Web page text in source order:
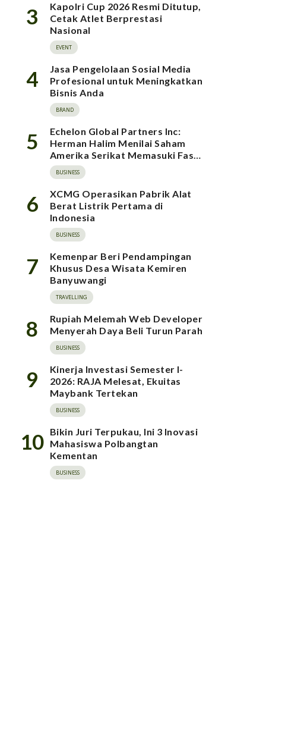
3
Kapolri Cup 2026 Resmi Ditutup,
Cetak Atlet Berprestasi
Nasional
EVENT
4
Jasa Pengelolaan Sosial Media
Profesional untuk Meningkatkan
Bisnis Anda
BRAND
5
Echelon Global Partners Inc:
Herman Halim Menilai Saham
Amerika Serikat Memasuki Fase
Risiko Ekspektasi Tinggi, Rating
Pasar Saham Indonesia Direvisi
Naik
BUSINESS
6
XCMG Operasikan Pabrik Alat
Berat Listrik Pertama di
Indonesia
BUSINESS
7
Kemenpar Beri Pendampingan
Khusus Desa Wisata Kemiren
Banyuwangi
TRAVELLING
8
Rupiah Melemah Web Developer
Menyerah Daya Beli Turun Parah
BUSINESS
9
Kinerja Investasi Semester I-
2026: RAJA Melesat, Ekuitas
Maybank Tertekan
BUSINESS
10 Bikin Juri Terpukau, Ini 3 Inovasi
Mahasiswa Polbangtan
Kementan
BUSINESS